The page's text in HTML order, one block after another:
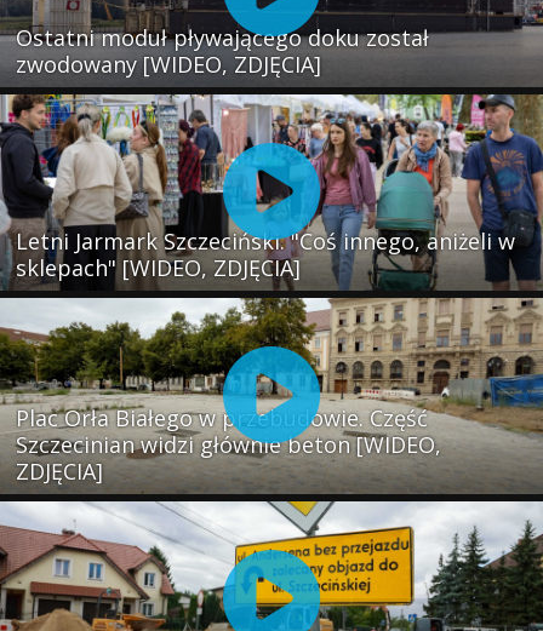
Ostatni moduł pływającego doku został
zwodowany [WIDEO, ZDJĘCIA]
Letni Jarmark Szczeciński. "Coś innego, aniżeli w
sklepach" [WIDEO, ZDJĘCIA]
Plac Orła Białego w przebudowie. Część
Szczecinian widzi głównie beton [WIDEO,
ZDJĘCIA]